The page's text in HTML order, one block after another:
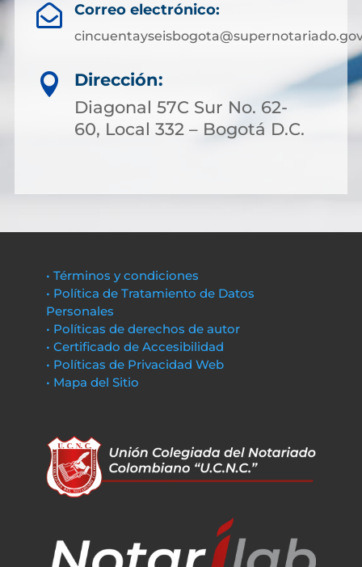
 Correo electrónico:

Dirección:
Diagonal 57C Sur No. 62-
60, Local 332 – Bogotá D.C.
• Términos y condiciones
• Política de Tratamiento de Datos
Personales
• Políticas de derechos de autor
• Certificado de Accesibilidad
• Políticas de Privacidad Web
• Mapa del Sitio